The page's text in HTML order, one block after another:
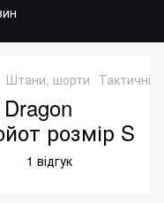
Штани, шорти Тактичні
розмір S
1 відгук